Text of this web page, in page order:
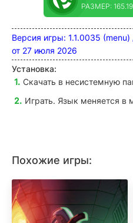
РАЗМЕР:
Версия игры: 1.1.0035
от 27 июля 2026
Установка:
Скачать в несистемную
Играть. Язык меняется в
Похожие игры: